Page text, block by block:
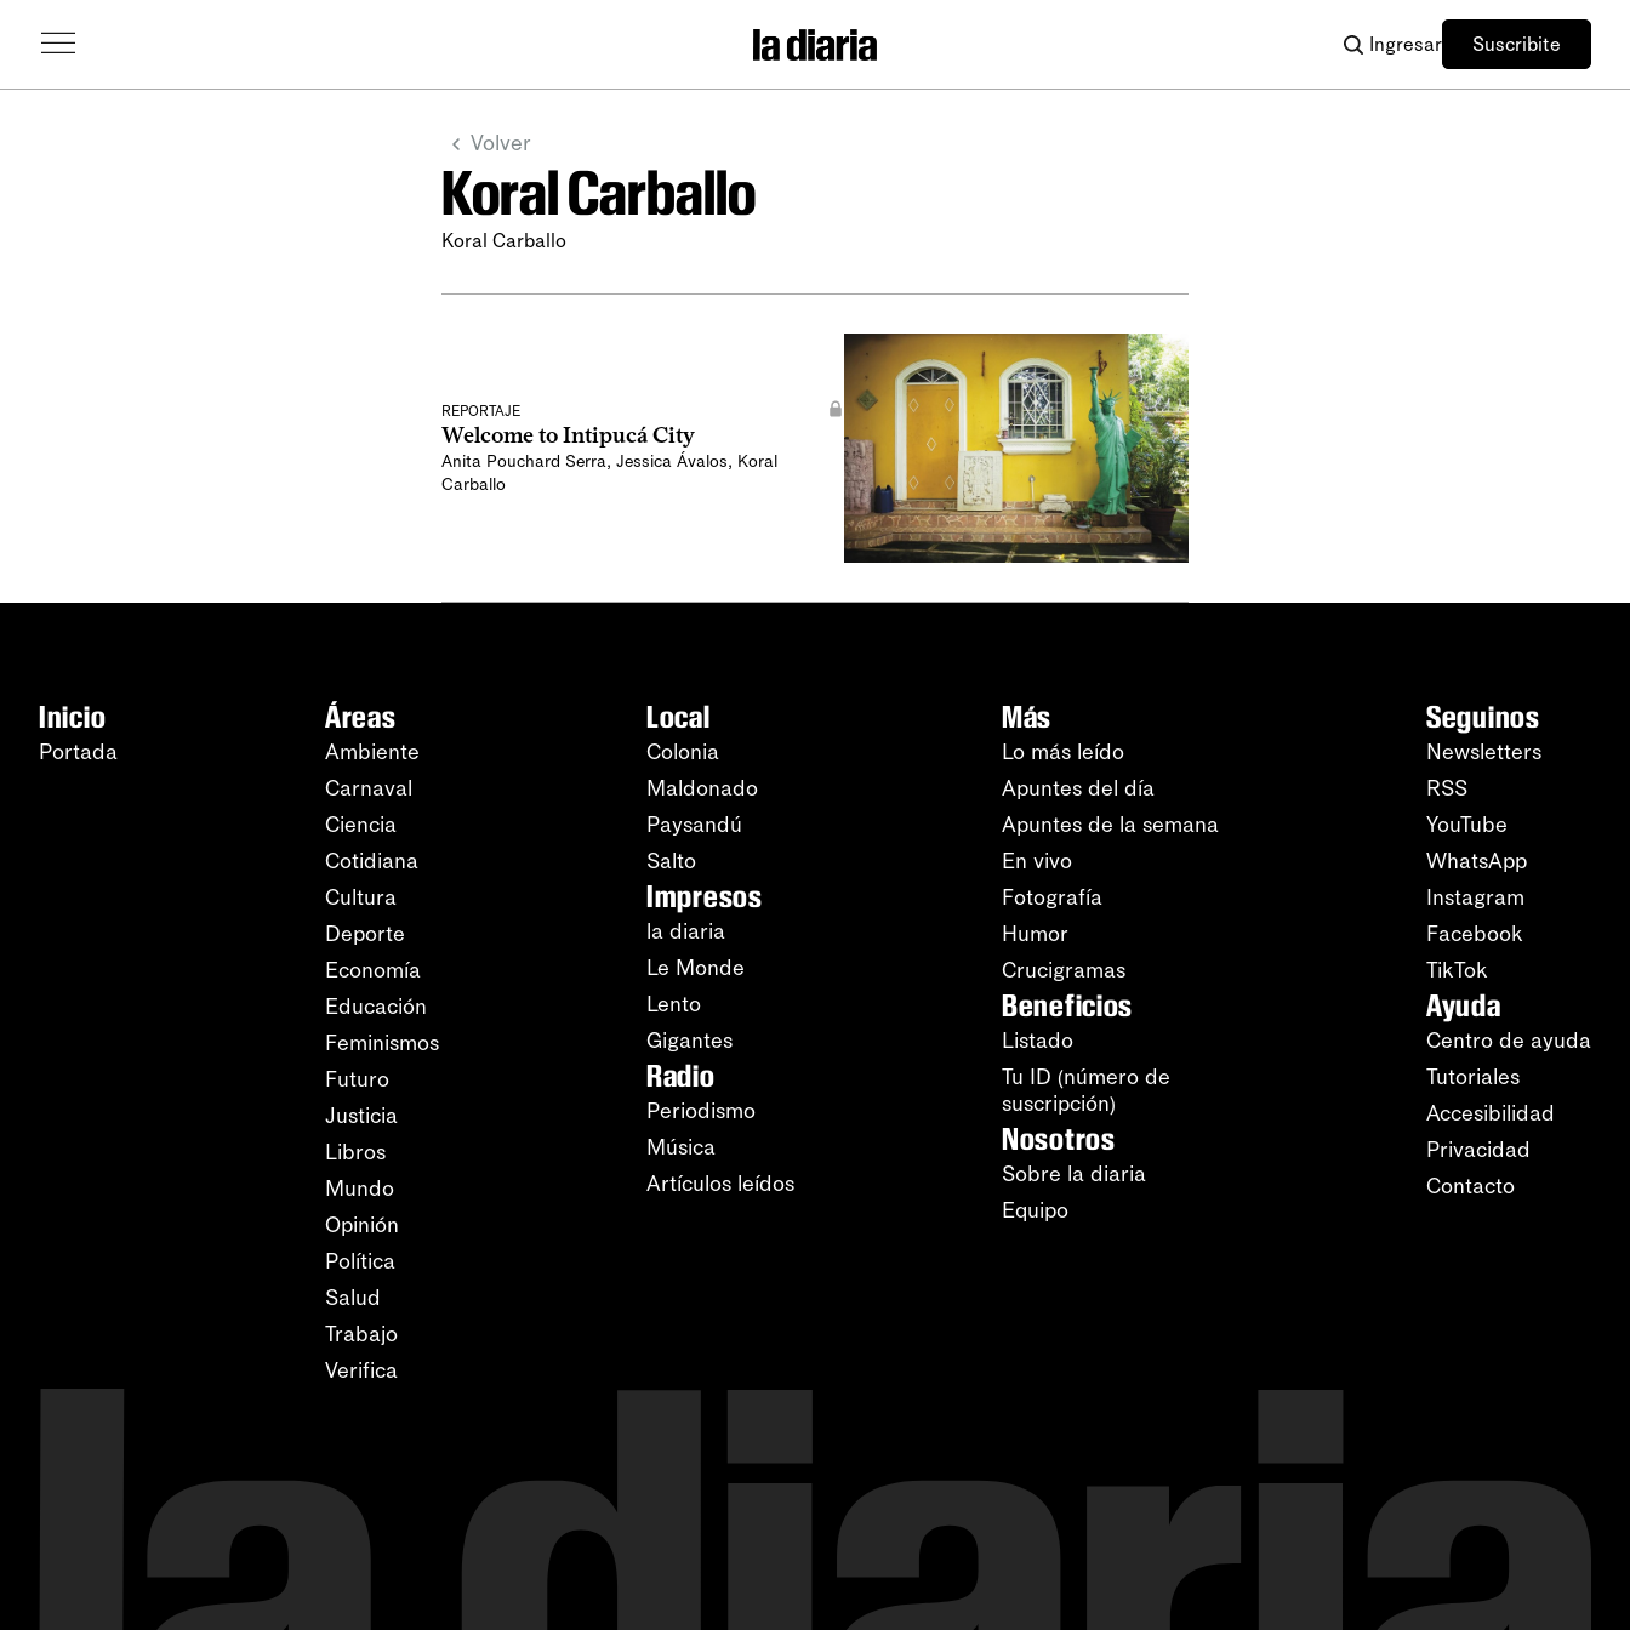
Ingresar Suscribite
Volver
Koral Carballo
Koral Carballo
REPORTAJE
Welcome to Intipucá City
Anita Pouchard Serra, Jessica Ávalos, Koral
Carballo
Inicio
Portada
Áreas
Ambiente
Carnaval
Ciencia
Cotidiana
Cultura
Deporte
Economía
Educación
Feminismos
Futuro
Justicia
Libros
Mundo
Opinión
Política
Salud
Trabajo
Verifica
Local
Colonia
Maldonado
Paysandú
Salto
Impresos
la diaria
Le Monde
Lento
Gigantes
Radio
Periodismo
Música
Artículos leídos
Más
Lo más leído
Apuntes del día
Apuntes de la semana
En vivo
Fotografía
Humor
Crucigramas
Beneficios
Listado
Tu ID (número de
suscripción)
Nosotros
Sobre la diaria
Equipo
Seguinos
Newsletters
RSS
YouTube
WhatsApp
Instagram
Facebook
TikTok
Ayuda
Centro de ayuda
Tutoriales
Accesibilidad
Privacidad
Contacto